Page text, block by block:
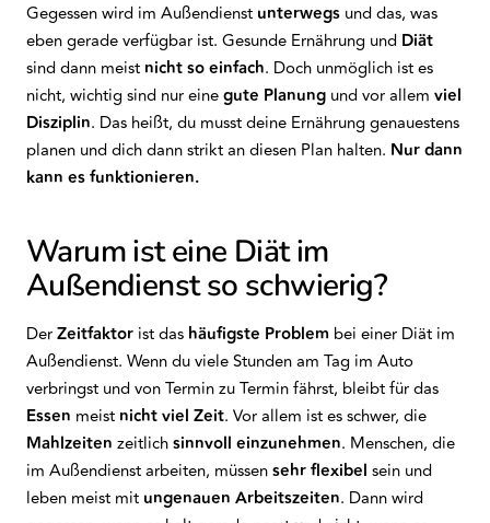
Gegessen wird im Außendienst unterwegs und das, was
eben gerade verfügbar ist. Gesunde Ernährung und Diät
sind dann meist nicht so einfach. Doch unmöglich ist es
nicht, wichtig sind nur einegute Planung und vor allem viel
Disziplin. Das heißt, du musst deine Ernährung genauestens
planen und dich dann strikt an diesen Plan halten. Nur dann
kann es funktionieren.
Warum ist eine Diät im
Außendienst so schwierig?
DerZeitfaktor ist das häufigste Problem bei einer Diät im
Außendienst. Wenn du viele Stunden am Tag im Auto
verbringst und von Termin zu Termin fährst, bleibt für das
Essen meist nicht viel Zeit. Vor allem ist es schwer, die
Mahlzeiten zeitlichsinnvoll einzunehmen. Menschen, die
im Außendienst arbeiten, müssensehr flexibel sein und
leben meist mit ungenauen Arbeitszeiten. Dann wird